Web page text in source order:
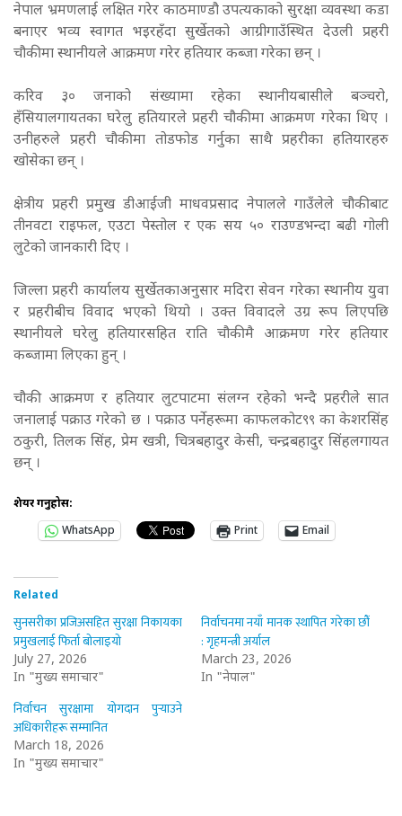
नेपाल भ्रमणलाई लक्षित गरेर काठमाण्डौ उपत्यकाको सुरक्षा व्यवस्था कडा
बनाएर भव्य स्वागत भइरहँदा सुर्खेतको आग्रीगाउँस्थित देउली प्रहरी
चौकीमा स्थानीयले आक्रमण गरेर हतियार कब्जा गरेका छन् ।
करिव ३० जनाको संख्यामा रहेका स्थानीयबासीले बञ्चरो,
हँसियालगायतका घरेलु हतियारले प्रहरी चौकीमा आक्रमण गरेका थिए ।
उनीहरुले प्रहरी चौकीमा तोडफोड गर्नुका साथै प्रहरीका हतियारहरु
खोसेका छन् ।
क्षेत्रीय प्रहरी प्रमुख डीआईजी माधवप्रसाद नेपालले गाउँलेले चौकीबाट
तीनवटा राइफल, एउटा पेस्तोल र एक सय ५० राउण्डभन्दा बढी गोली
लुटेको जानकारी दिए ।
जिल्ला प्रहरी कार्यालय सुर्खेतकाअनुसार मदिरा सेवन गरेका स्थानीय युवा
र प्रहरीबीच विवाद भएको थियो । उक्त विवादले उग्र रूप लिएपछि
स्थानीयले घरेलु हतियारसहित राति चौकीमै आक्रमण गरेर हतियार
कब्जामा लिएका हुन् ।
चौकी आक्रमण र हतियार लुटपाटमा संलग्न रहेको भन्दै प्रहरीले सात
जनालाई पक्राउ गरेको छ । पक्राउ पर्नेहरूमा काफलकोट९९ का केशरसिंह
ठकुरी, तिलक सिंह, प्रेम खत्री, चित्रबहादुर केसी, चन्द्रबहादुर सिंहलगायत
छन् ।
शेयर गर्नुहोस:
WhatsApp
Print Email
Related
सुनसरीका प्रजिअसहित सुरक्षा निकायका
प्रमुखलाई फिर्ता बोलाइयो
July 27, 2026
In "मुख्य समाचार"
निर्वाचनमा नयाँ मानक स्थापित गरेका छौँ
: गृहमन्त्री अर्याल
March 23, 2026
In "नेपाल"
निर्वाचन सुरक्षामा योगदान पुर्‍याउने
अधिकारीहरू सम्मानित
March 18, 2026
In "मुख्य समाचार"